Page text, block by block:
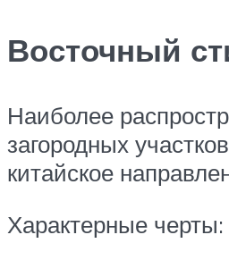
Восточный
Наиболее
загородных
китайское
Характерные черты: